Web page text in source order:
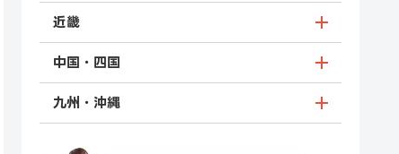
近畿
中国・四国
九州・沖縄